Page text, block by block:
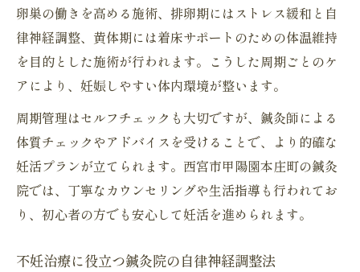
卵巣の働きを高める施術、排卵期にはストレス緩和と自
律神経調整、黄体期には着床サポートのための体温維持
を目的とした施術が行われます。こうした周期ごとのケ
アにより、妊娠しやすい体内環境が整います。
周期管理はセルフチェックも大切ですが、鍼灸師による
体質チェックやアドバイスを受けることで、より的確な
妊活プランが立てられます。西宮市甲陽園本庄町の鍼灸
院では、丁寧なカウンセリングや生活指導も行われてお
り、初心者の方でも安心して妊活を進められます。
不妊治療に役立つ鍼灸院の自律神経調整法